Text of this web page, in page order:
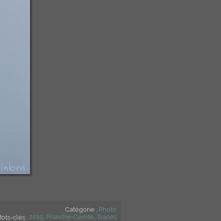
Catégorie : Photo
clés : 2019, Franche-Comté, Traces